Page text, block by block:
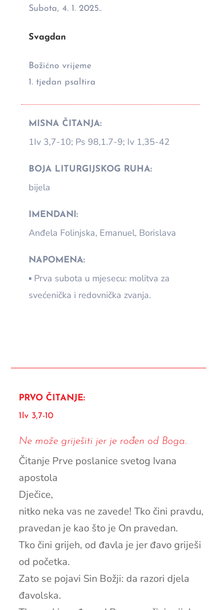
Subota, 4. 1. 2025..
Svagdan
Božićno vrijeme
1. tjedan psaltira
MISNA ČITANJA:
1Iv 3,7-10; Ps 98,1.7-9; Iv 1,35-42
BOJA LITURGIJSKOG RUHA:
bijela
IMENDANI:
Anđela Folinjska, Emanuel, Borislava
NAPOMENA:
▪ Prva subota u mjesecu: molitva za
svećenička i redovnička zvanja.
PRVO ČITANJE:
1Iv 3,7-10
Ne može griješiti jer je rođen od Boga.
Čitanje Prve poslanice svetog Ivana
apostola
Dječice,
nitko neka vas ne zavede! Tko čini pravdu,
pravedan je kao što je On pravedan.
Tko čini grijeh, od đavla je jer đavo griješi
od početka.
Zato se pojavi Sin Božji: da razori djela
đavolska.